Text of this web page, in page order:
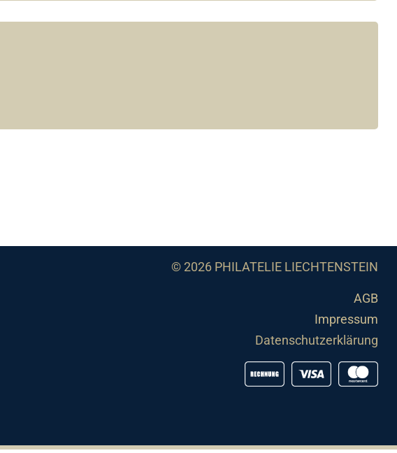
© 2026 PHILATELIE LIECHTENSTEIN
AGB
Impressum
Datenschutzerklärung